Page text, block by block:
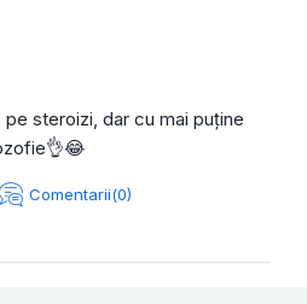
steroizi, dar cu mai puține
Comentarii(0)